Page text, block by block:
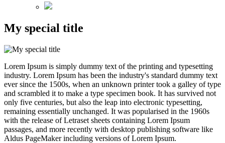
My special title
Lorem Ipsum is simply dummy text of the printing and typesetting
industry. Lorem Ipsum has been the industry's standard dummy text
ever since the 1500s, when an unknown printer took a galley of type
and scrambled it to make a type specimen book. It has survived not
only five centuries, but also the leap into electronic typesetting,
remaining essentially unchanged. It was popularised in the 1960s
with the release of Letraset sheets containing Lorem Ipsum
passages, and more recently with desktop publishing software like
Aldus PageMaker including versions of Lorem Ipsum.